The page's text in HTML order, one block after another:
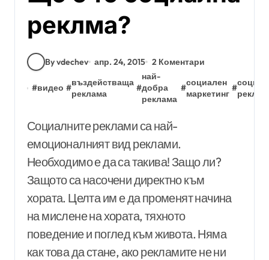
реклма?
By vdechev апр. 24, 2015 2 Коментари
#видео #
въздействаща
реклама
#
най-
добра
реклама
#
социален
маркетинг
#
Социалните реклами са най-
емоционалният вид реклами.
Необходимо е да са такива! Защо ли?
Защото са насочени директно към
хората. Целта им е да променят начина
на мислене на хората, тяхното
поведение и поглед към живота. Няма
как това да стане, ако рекламите не ни